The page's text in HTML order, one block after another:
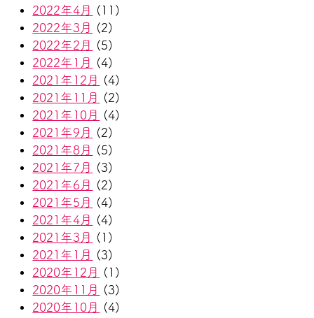
2022年4月
(11)
2022年3月
(2)
2022年2月
(5)
2022年1月
(4)
2021年12月
(4)
2021年11月
(2)
2021年10月
(4)
2021年9月
(2)
2021年8月
(5)
2021年7月
(3)
2021年6月
(2)
2021年5月
(4)
2021年4月
(4)
2021年3月
(1)
2021年1月
(3)
2020年12月
(1)
2020年11月
(3)
2020年10月
(4)